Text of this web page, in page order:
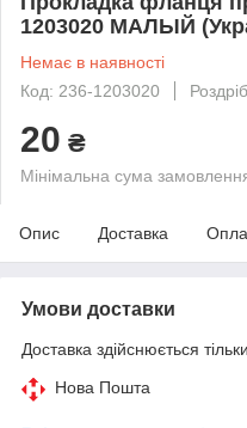
1203020 МАЛЫЙ
Немає в наявності
Код: 236-1203020
Роздріб
20 ₴
Мінімальна сума
Опис Доставка
Умови доставки
Доставка здійснюється
Нова Пошта